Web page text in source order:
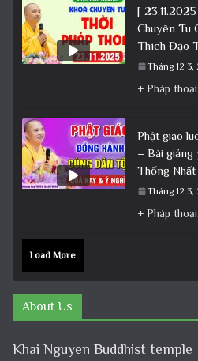
[
Chuyên Tu
Thích Đạo
Tháng 12 3,
Phật giáo
– Bài
Thống
Tháng 12 3,
Load More
About Us
Khai Nguyen Buddhist temple